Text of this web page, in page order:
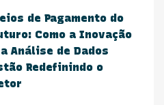
de Pagamento do
Como a Inovação
Análise de Dados
Redefinindo o